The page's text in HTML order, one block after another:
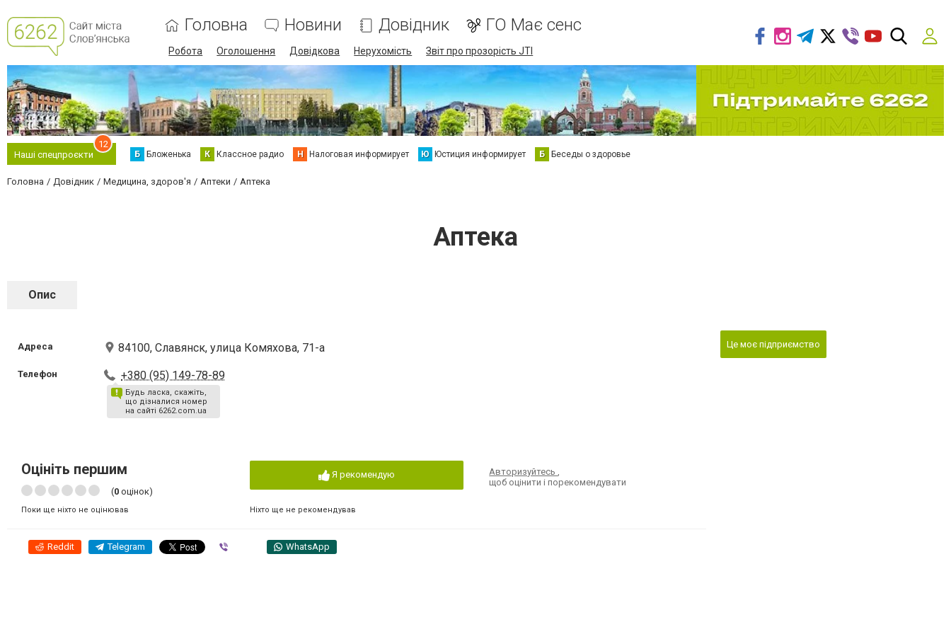
Головна Новини Довідник ГО Має сенс
Робота Оголошення Довідкова Нерухомість Звіт про прозорість JTI
Наші спецпроєкти
12
Б Бложенька К Классное радио Н Налоговая информирует Ю Юстиция информирует Б Беседы о здоровье
Головна Довідник Медицина, здоров'я Аптеки Аптека
Аптека
Опис
Адреса 84100, Славянск, улица Комяхова, 71-а
Телефон +380 (95) 149-78-89
Будь ласка, скажіть,
що дізналися номер
на сайті 6262.com.ua
Оцініть першим
(0 оцінок)
Поки ще ніхто не оцінював
Я рекомендую
Ніхто ще не рекомендував
Авторизуйтесь,
щоб оцінити і порекомендувати
Reddit Telegram WhatsApp
Це моє підприємство